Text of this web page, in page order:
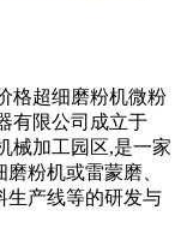
格超细磨粉机微粉
有限公司成立于
械加工园区,是一家
粉机或雷蒙磨、
生产线等的研发与